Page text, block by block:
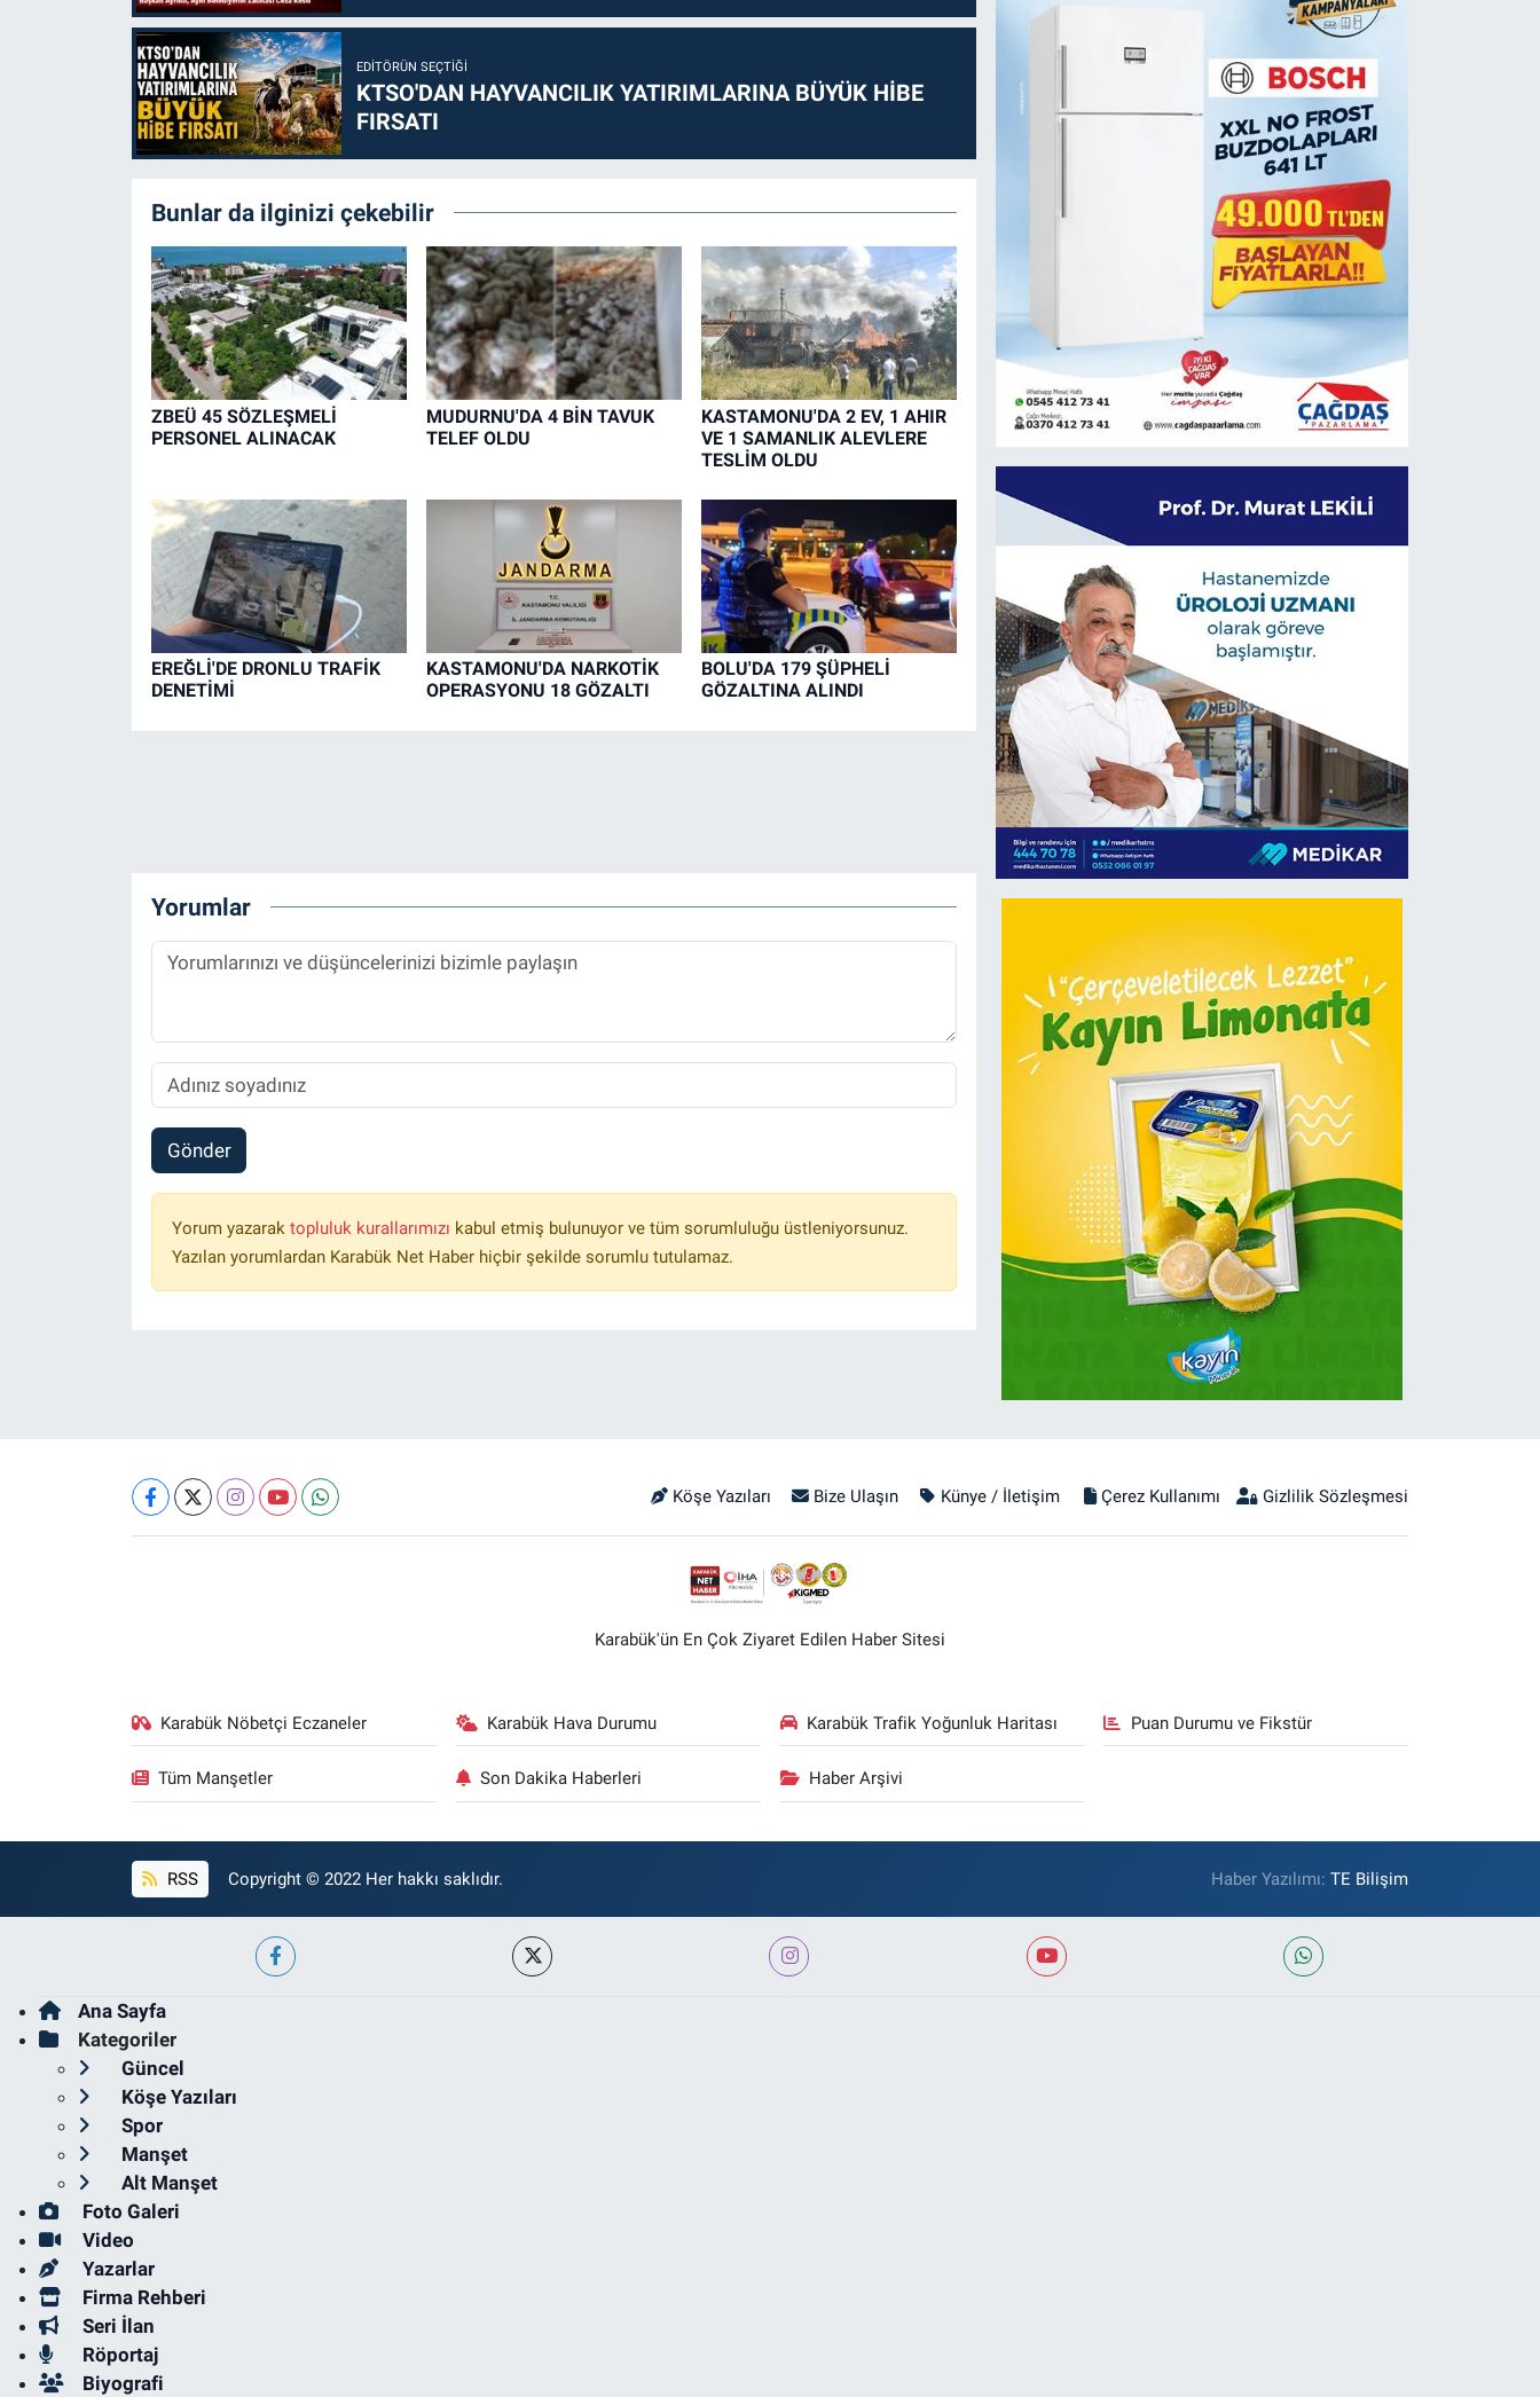
EDITÖRÜN SEÇTIĞI
KTSO'DAN HAYVANCILIK YATIRIMLARINA BÜYÜK HİBE
FIRSATI
Bunlar da ilginizi çekebilir
ZBEÜ 45 SÖZLEŞMELİ
PERSONEL ALINACAK
MUDURNU'DA 4 BİN TAVUK
TELEF OLDU
KASTAMONU'DA 2 EV, 1 AHIR
VE 1 SAMANLIK ALEVLERE
TESLİM OLDU
EREĞLİ'DE DRONLU TRAFİK
DENETİMİ
KASTAMONU'DA NARKOTİK
OPERASYONU 18 GÖZALTI
BOLU'DA 179 ŞÜPHELİ
GÖZALTINA ALINDI
Yorumlar
Gönder
Yorum yazarak topluluk kurallarımızı kabul etmiş bulunuyor ve tüm sorumluluğu üstleniyorsunuz.
Yazılan yorumlardan Karabük Net Haber hiçbir şekilde sorumlu tutulamaz.
Köşe Yazıları Bize Ulaşın Künye / İletişim Çerez Kullanımı Gizlilik Sözleşmesi
Karabük'ün En Çok Ziyaret Edilen Haber Sitesi
Karabük Nöbetçi Eczaneler Karabük Hava Durumu Karabük Trafik Yoğunluk Haritası Puan Durumu ve Fikstür
Tüm Manşetler Son Dakika Haberleri Haber Arşivi
RSS Copyright © 2022 Her hakkı saklıdır. Haber Yazılımı:TE Bilişim
Ana Sayfa
Kategoriler
Güncel
Köşe Yazıları
Spor
Manşet
Alt Manşet
Foto Galeri
Video
Yazarlar
Firma Rehberi
Seri İlan
Röportaj
Biyografi